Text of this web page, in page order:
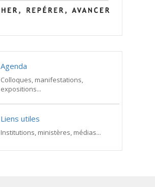
Agenda
Colloques, manifestations,
expositions...
Liens utiles
Institutions, ministères, médias...